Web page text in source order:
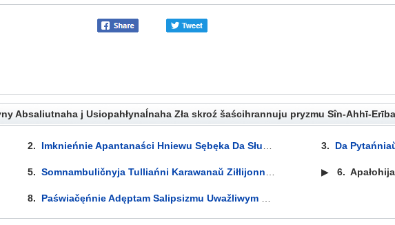
Absaliutnaha j Usiopahłynaĺnaha Zła skroź šaścihrannuju pryzmu Sîn-Ahhī-
2. Imknieńnie Apantanaści Hniewu Sębęka Da Słupoŭ Twaręńnia Ruin Aššurbanipała Skroź Zabaronieny Šliach Ęmpiryjakrytycyzmu Miedytatyŭnych Pahłyblieńniaŭ Ćiomnych Zaklinaĺnikaŭ Pustyni Ŭšęścia Płutona... Lyrics 3. Da Pytańniaŭ Ab Suziraĺnym Paznańni Naradžęńnia Trahiedyi J
5.Somnambuličnyja Tulliańni Karawanaŭ Ziłlijonnamiesiacowych Rozumazrokaŭ Žracoŭ Ïrminizmu, Jakija Pakidajuć Pojas Kojpiera, Skroź Hnozis Ękzistęncyjanaĺnaha Immažynaryuma Katakombaŭ Ra-Hoor-Khuit CVII Wymiaręńnia Uročyšča Skarpijonaŭ... Lyrics ▶6.Apałohija Samaźniščęńnia Ŭ Daktrynie
8. Paświačęńnie Adęptam Salipsizmu Uwažliwym Da Pastuliawańnia Von Hartmana Ab Nieswiadomym U Z'jawach Cialiesnaha J Duchoŭnaha Žyćcia, Što Skažajuć Azimutaĺny Kut Palinhienęzii Ad Zawieršanaha Ŭwasablieńnia Liutaści... Lyrics